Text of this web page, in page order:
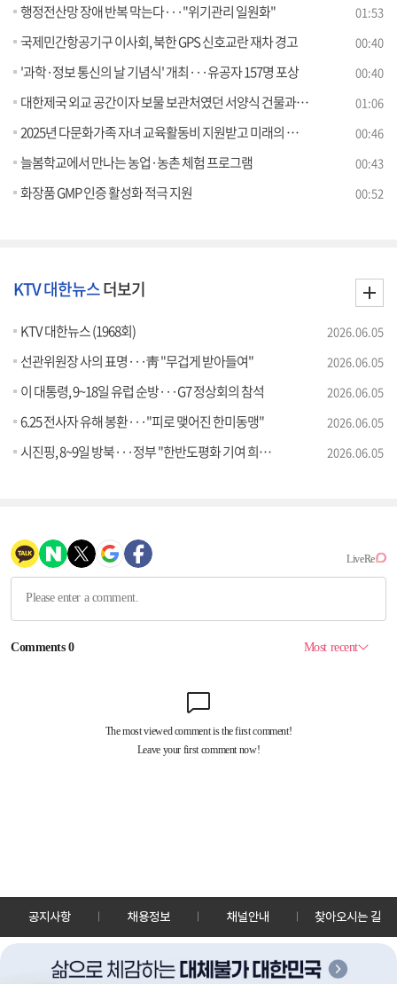
행정전산망 장애 반복 막는다···"위기관리 일원화" 01:53
국제민간항공기구 이사회, 북한 GPS 신호교란 재차 경고 00:40
'과학·정보 통신의 날 기념식' 개최···유공자 157명 포상 00:40
대한제국 외교 공간이자 보물 보관처였던 서양식 건물과 유물 이야기 01:06
2025년 다문화가족 자녀 교육활동비 지원받고 미래의 꿈 키워요 00:46
늘봄학교에서 만나는 농업·농촌 체험 프로그램 00:43
화장품 GMP 인증 활성화 적극 지원 00:52
KTV 대한뉴스더보기
KTV 대한뉴스 (1968회) 2026.06.05
선관위원장 사의 표명···靑 "무겁게 받아들여" 2026.06.05
이 대통령, 9~18일 유럽 순방···G7 정상회의 참석 2026.06.05
6.25 전사자 유해 봉환···"피로 맺어진 한미동맹" 2026.06.05
시진핑, 8~9일 방북···정부 "한반도평화 기여 희망" 2026.06.05
공지사항 채용정보 채널안내 찾아오시는 길
30128 세종특별자치시 정부2청사로 13 한국정책방송원 KTV
TEL: 044-204-8000